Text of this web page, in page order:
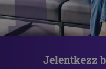
Jelentkezz